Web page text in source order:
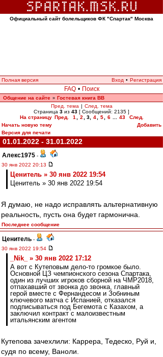
Официальный сайт болельщиков ФК "Спартак" Москва
Полная версия Вход • Регистрация
FAQ • Поиск
Общение на сайте » Гостевая книга ВВ
Пред. тема | След. тема
Страница 3 из 43 [ Сообщений: 2135 ]
На страницу Пред. 1 2 3, 4 5 6 43
След.
Начать новую тему
Добавить
Версия для печати
01.01.2022 - 31.01.2022
Алекс1975 -
30 янв 2022 20:13
Ценитель » 30 янв 2022 19:54
Ценитель » 30 янв 2022 19:54
Я думаю, не надо исправлять альтернативную
реальность, пусть она будет гармонична.
Последнее сообщение
Ценитель -
30 янв 2022 19:54
_Nik_ » 30 янв 2022 17:12
А вот с Кутеповым дело-то громкое было.
Основной ЦЗ чемпионского сезона Спартака,
один из лучших игроков сборной на ЧМР2018,
отпахавший от звонка до звонка, главный
герой вместе с Фернандесом и Зобниным
ключевого матча с Испанией, отказался
подписываться под Бегемота с Казахом, а
заключил контракт с малоизвестным
итальянским агентом
Кутепова зачехлили: Каррера, Тедеско, Руй и,
судя по всему, Ваноли.